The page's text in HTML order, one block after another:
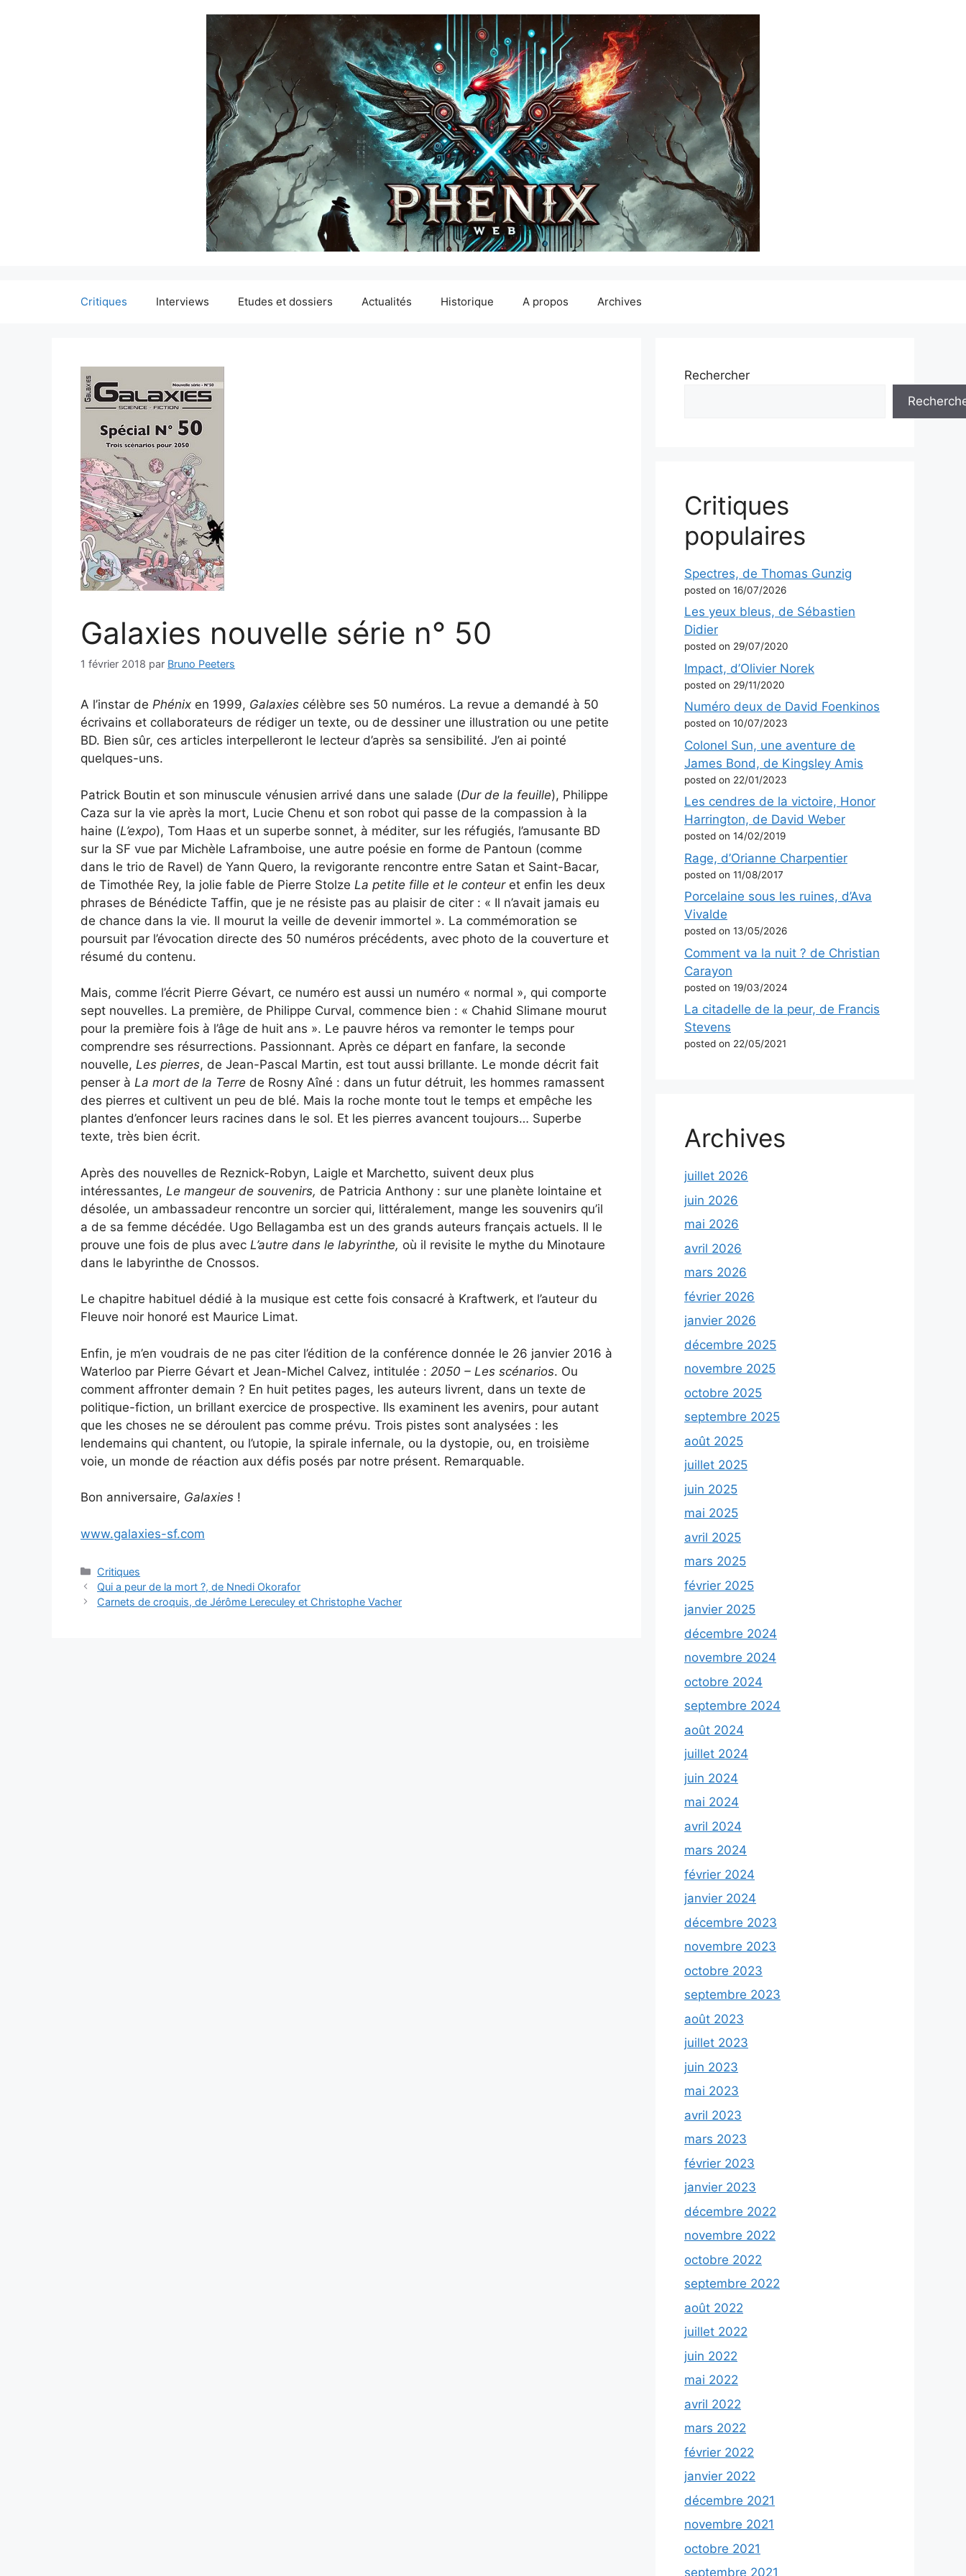
Critiques Interviews Etudes et dossiers Actualités Historique A propos Archives
Galaxies nouvelle série n° 50
1 février 2018 par Bruno Peeters
A l’instar de Phénix en 1999, Galaxies célèbre ses 50 numéros. La revue a demandé à 50
écrivains et collaborateurs de rédiger un texte, ou de dessiner une illustration ou une petite
BD. Bien sûr, ces articles interpelleront le lecteur d’après sa sensibilité. J’en ai pointé
quelques-uns.
Patrick Boutin et son minuscule vénusien arrivé dans une salade (Dur de la feuille), Philippe
Caza sur la vie après la mort, Lucie Chenu et son robot qui passe de la compassion à la
haine (L’expo), Tom Haas et un superbe sonnet, à méditer, sur les réfugiés, l’amusante BD
sur la SF vue par Michèle Laframboise, une autre poésie en forme de Pantoun (comme
dans le trio de Ravel) de Yann Quero, la revigorante rencontre entre Satan et Saint-Bacar,
de Timothée Rey, la jolie fable de Pierre Stolze La petite fille et le conteuret enfin les deux
phrases de Bénédicte Taffin, que je ne résiste pas au plaisir de citer : « Il n’avait jamais eu
de chance dans la vie. Il mourut la veille de devenir immortel ». La commémoration se
poursuit par l’évocation directe des 50 numéros précédents, avec photo de la couverture et
résumé du contenu.
Mais, comme l’écrit Pierre Gévart, ce numéro est aussi un numéro « normal », qui comporte
sept nouvelles. La première, de Philippe Curval, commence bien : « Chahid Slimane mourut
pour la première fois à l’âge de huit ans ». Le pauvre héros va remonter le temps pour
comprendre ses résurrections. Passionnant. Après ce départ en fanfare, la seconde
nouvelle, Les pierres, de Jean-Pascal Martin, est tout aussi brillante. Le monde décrit fait
penser à La mort de la Terre de Rosny Aîné : dans un futur détruit, les hommes ramassent
des pierres et cultivent un peu de blé. Mais la roche monte tout le temps et empêche les
plantes d’enfoncer leurs racines dans le sol. Et les pierres avancent toujours… Superbe
texte, très bien écrit.
Après des nouvelles de Reznick-Robyn, Laigle et Marchetto, suivent deux plus
intéressantes, Le mangeur de souvenirs, de Patricia Anthony : sur une planète lointaine et
désolée, un ambassadeur rencontre un sorcier qui, littéralement, mange les souvenirs qu’il
a de sa femme décédée. Ugo Bellagamba est un des grands auteurs français actuels. Il le
prouve une fois de plus avec L’autre dans le labyrinthe, où il revisite le mythe du Minotaure
dans le labyrinthe de Cnossos.
Le chapitre habituel dédié à la musique est cette fois consacré à Kraftwerk, et l’auteur du
Fleuve noir honoré est Maurice Limat.
Enfin, je m’en voudrais de ne pas citer l’édition de la conférence donnée le 26 janvier 2016 à
Waterloo par Pierre Gévart et Jean-Michel Calvez, intitulée : 2050 – Les scénarios. Ou
comment affronter demain ? En huit petites pages, les auteurs livrent, dans un texte de
politique-fiction, un brillant exercice de prospective. Ils examinent les avenirs, pour autant
que les choses ne se déroulent pas comme prévu. Trois pistes sont analysées : les
lendemains qui chantent, ou l’utopie, la spirale infernale, ou la dystopie, ou, en troisième
voie, un monde de réaction aux défis posés par notre présent. Remarquable.
Bon anniversaire, Galaxies !
www.galaxies-sf.com
Critiques
Qui a peur de la mort ?, de Nnedi Okorafor
Carnets de croquis, de Jérôme Lereculey et Christophe Vacher
Rechercher
Critiques
populaires
Spectres, de Thomas Gunzig
posted on 16/07/2026
Les yeux bleus, de Sébastien
Didier
posted on 29/07/2020
Impact, d’Olivier Norek
posted on 29/11/2020
Numéro deux de David Foenkinos
posted on 10/07/2023
Colonel Sun, une aventure de
James Bond, de Kingsley Amis
posted on 22/01/2023
Les cendres de la victoire, Honor
Harrington, de David Weber
posted on 14/02/2019
Rage, d’Orianne Charpentier
posted on 11/08/2017
Porcelaine sous les ruines, d’Ava
Vivalde
posted on 13/05/2026
Comment va la nuit ? de Christian
Carayon
posted on 19/03/2024
La citadelle de la peur, de Francis
Stevens
posted on 22/05/2021
Archives
juillet 2026
juin 2026
mai 2026
avril 2026
mars 2026
février 2026
janvier 2026
décembre 2025
novembre 2025
octobre 2025
septembre 2025
août 2025
juillet 2025
juin 2025
mai 2025
avril 2025
mars 2025
février 2025
janvier 2025
décembre 2024
novembre 2024
octobre 2024
septembre 2024
août 2024
juillet 2024
juin 2024
mai 2024
avril 2024
mars 2024
février 2024
janvier 2024
décembre 2023
novembre 2023
octobre 2023
septembre 2023
août 2023
juillet 2023
juin 2023
mai 2023
avril 2023
mars 2023
février 2023
janvier 2023
décembre 2022
novembre 2022
octobre 2022
septembre 2022
août 2022
juillet 2022
juin 2022
mai 2022
avril 2022
mars 2022
février 2022
janvier 2022
décembre 2021
novembre 2021
octobre 2021
septembre 2021